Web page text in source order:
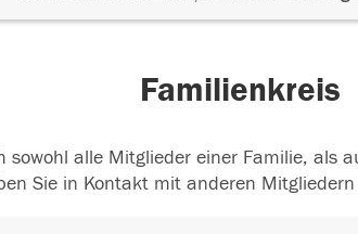
Familienkreis
sowohl alle Mitglieder einer Familie, als
Sie in Kontakt mit anderen